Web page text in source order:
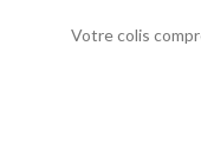
Votre colis